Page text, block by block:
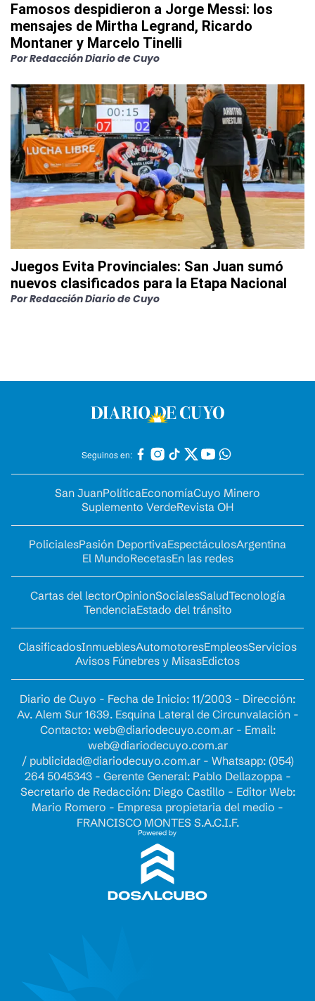
Famosos despidieron a Jorge Messi: los
mensajes de Mirtha Legrand, Ricardo
Montaner y Marcelo Tinelli
PorRedacción Diario de Cuyo
Juegos Evita Provinciales: San Juan sumó
nuevos clasificados para la Etapa Nacional
PorRedacción Diario de Cuyo
Seguinos en:
San JuanPolíticaEconomíaCuyo Minero
Suplemento VerdeRevista OH
PolicialesPasión DeportivaEspectáculosArgentina
El MundoRecetasEn las redes
Cartas del lectorOpinionSocialesSaludTecnología
TendenciaEstado del tránsito
ClasificadosInmueblesAutomotoresEmpleosServicios
Avisos Fúnebres y MisasEdictos
Diario de Cuyo - Fecha de Inicio: 11/2003 - Dirección:
Av. Alem Sur 1639. Esquina Lateral de Circunvalación -
Contacto: web@diariodecuyo.com.ar- Email:
web@diariodecuyo.com.ar
/ publicidad@diariodecuyo.com.ar- Whatsapp: (054)
264 5045343 - Gerente General: Pablo Dellazoppa -
Secretario de Redacción: Diego Castillo - Editor Web:
Mario Romero - Empresa propietaria del medio -
FRANCISCO MONTES S.A.C.I.F.